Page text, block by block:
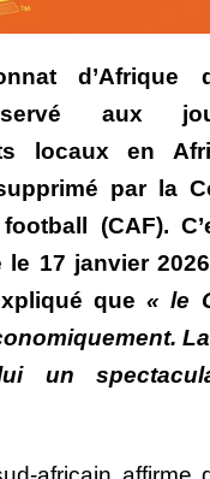
d’Afrique
aux
locaux en
par la
(CAF).
le 17 janvier
que« le
un